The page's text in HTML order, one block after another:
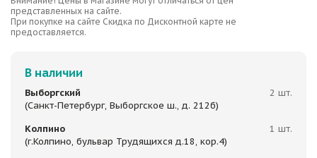
представленных на сайте.
При покупке на сайте Скидка по Дисконтной карте не
предоставляется.
В наличии
Выборгский
(Санкт-Петербург, Выборгское ш., д. 212б)
2 шт.
Колпино
(г.Колпино, бульвар Трудящихся д.18, кор.4)
1 шт.